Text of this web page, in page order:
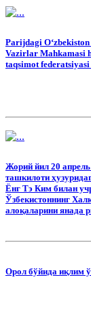
Parijdagi
Vazirlar Mahkamasi
taqsimot
Жорий йил 20
ташкилоти
Ёнг Тэ Ким билан
Ўзбекистоннинг
алоқаларини янада
Орол бўйида иқлим